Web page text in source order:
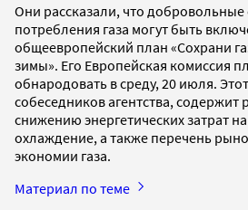
Они рассказали, что добровольные
потребления газа могут быть
общеевропейский план «Сохрани
зимы». Его Европейская комиссия
обнародовать в среду, 20 июля.
собеседников агентства,
снижению энергетических затрат
охлаждение, а также перечень
экономии газа.
Материал по теме